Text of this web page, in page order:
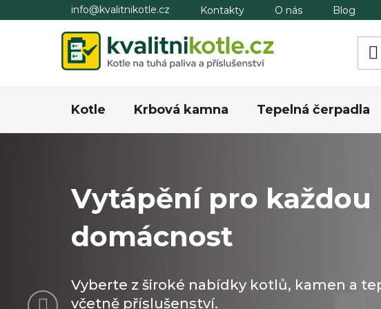
na
info@kvalitnikotle.cz Kontakty O nás Blog
Kotle Krbová kamna Tepelná čerpadla
Vytápění pro každou
domácnost
Vyberte z široké nabídky kotlů, kamen a
včetně příslušenství.
Předchozí